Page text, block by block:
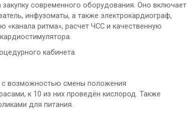
закупку современного оборудования. Оно включает
инфузоматы, а также электрокардиограф,
«канала ритма», расчет ЧСС и качественную
кабинета.
с возможностью смены положения
к 10 из них проведён кислород. Также
для питания.